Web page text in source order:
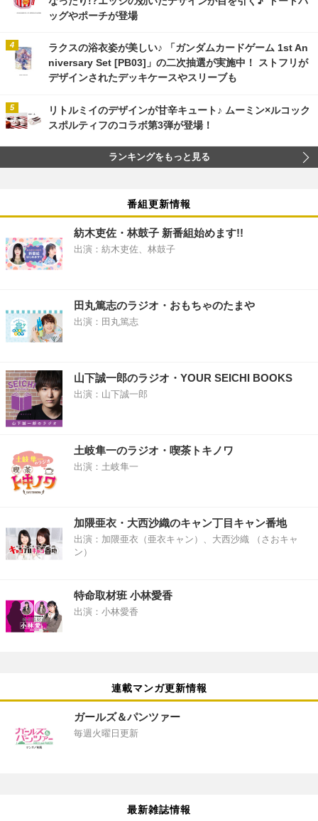
ッグやポーチが登場
ラクスの浴衣姿が美しい♪ 「ガンダムカードゲーム 1st An
niversary Set [PB03]」の二次抽選が実施中！ ストフリが
デザインされたデッキケースやスリーブも
リトルミイのデザインが甘辛キュート♪ ムーミン×ルコック
スポルティフのコラボ第3弾が登場！
ランキングをもっと見る
番組更新情報
紡木吏佐・林鼓子 新番組始めます!!
出演：紡木吏佐、林鼓子
田丸篤志のラジオ・おもちゃのたまや
出演：田丸篤志
山下誠一郎のラジオ・YOUR SEICHI BOOKS
出演：山下誠一郎
土岐隼一のラジオ・喫茶トキノワ
出演：土岐隼一
加隈亜衣・大西沙織のキャン丁目キャン番地
出演：加隈亜衣（亜衣キャン）、大西沙織 （さおキャ
ン）
特命取材班 小林愛香
出演：小林愛香
連載マンガ更新情報
ガールズ＆パンツァー
毎週火曜日更新
最新雑誌情報